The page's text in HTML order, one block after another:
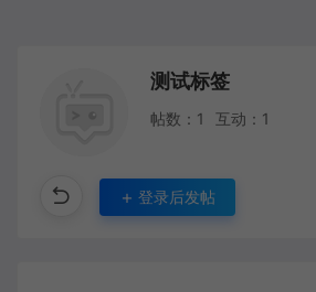
测试标签
帖数：1 互动：1
登录后发帖